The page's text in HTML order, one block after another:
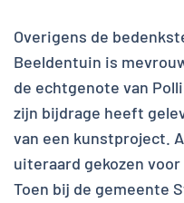
Overigens de
Beeldentuin is
de echtgenote van
zijn bijdrage heeft
van een kunstproject.
uiteraard gekozen
Toen bij de gemeente